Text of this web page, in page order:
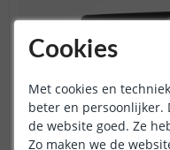
Cookies
Met cookies en
beter en persoonlijker.
de website goed. Ze
Zo maken we de